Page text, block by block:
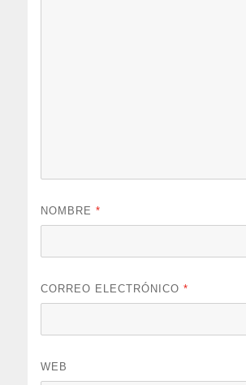
NOMBRE*
CORREO ELECTRÓNICO*
WEB